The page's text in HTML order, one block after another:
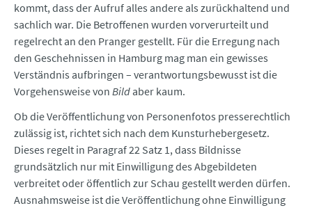
kommt, dass der Aufruf alles andere als zurückhaltend und
sachlich war. Die Betroffenen wurden vorverurteilt und
regelrecht an den Pranger gestellt. Für die Erregung nach
den Geschehnissen in Hamburg mag man ein gewisses
Verständnis aufbringen – verantwortungsbewusst ist die
Vorgehensweise von Bild aber kaum.
Ob die Veröffentlichung von Personenfotos presserechtlich
zulässig ist, richtet sich nach dem Kunsturhebergesetz.
Dieses regelt in Paragraf 22 Satz 1, dass Bildnisse
grundsätzlich nur mit Einwilligung des Abgebildeten
verbreitet oder öffentlich zur Schau gestellt werden dürfen.
Ausnahmsweise ist die Veröffentlichung ohne Einwilligung